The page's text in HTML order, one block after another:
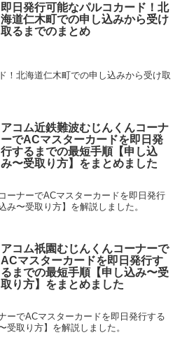
即日発行可能なパルコカード！北
海道仁木町での申し込みから受け
取るまでのまとめ
！北海道仁木町での申し込みから受け取
アコム近鉄難波むじんくんコーナ
ーでACマスターカードを即日発
行するまでの最短手順【申し込
み〜受取り方】をまとめました
ーナーでACマスターカードを即日発行
み〜受取り方】を解説しました。
アコム祇園むじんくんコーナーで
ACマスターカードを即日発行す
るまでの最短手順【申し込み〜受
取り方】をまとめました
ーでACマスターカードを即日発行する
受取り方】を解説しました。